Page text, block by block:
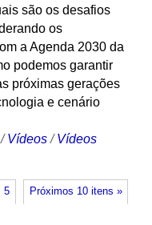
são os desafios
os
a Agenda 2030 da
podemos garantir
próximas gerações
e cenário
/Vídeos /Vídeos
Próximos 10 itens »
5